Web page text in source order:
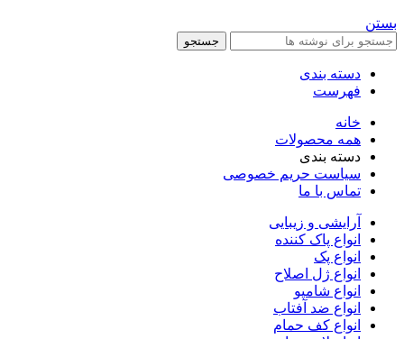
بستن
جستجو
دسته بندی
فهرست
خانه
همه محصولات
دسته بندی
سیاست حریم خصوصی
تماس با ما
آرایشی و زیبایی
انواع پاک کننده
انواع پک
انواع ژل اصلاح
انواع شامپو
انواع ضد آفتاب
انواع کف حمام